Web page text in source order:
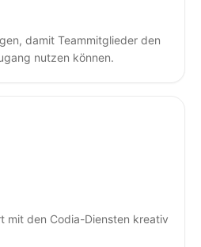
damit Teammitglieder den
nutzen können.
mit den Codia-Diensten kreativ